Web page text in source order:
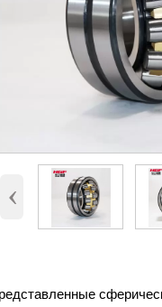
‹
диаметр (d)
Наружный диаметр (D)
Высота (B)